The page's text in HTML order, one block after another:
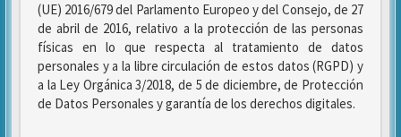
(UE) 2016/679 del Parlamento Europeo y del Consejo, de 27
de abril de 2016, relativo a la protección de las personas
físicas en lo que respecta al tratamiento de datos
personales y a la libre circulación de estos datos (RGPD) y
a la Ley Orgánica 3/2018, de 5 de diciembre, de Protección
de Datos Personales y garantía de los derechos digitales.